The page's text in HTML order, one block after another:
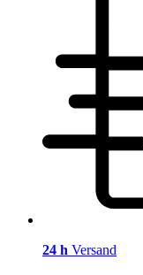
24 h Versand